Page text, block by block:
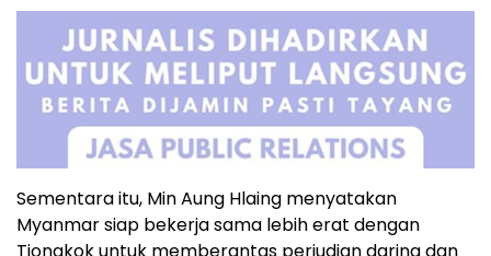
Sementara itu, Min Aung Hlaing menyatakan
Myanmar siap bekerja sama lebih erat dengan